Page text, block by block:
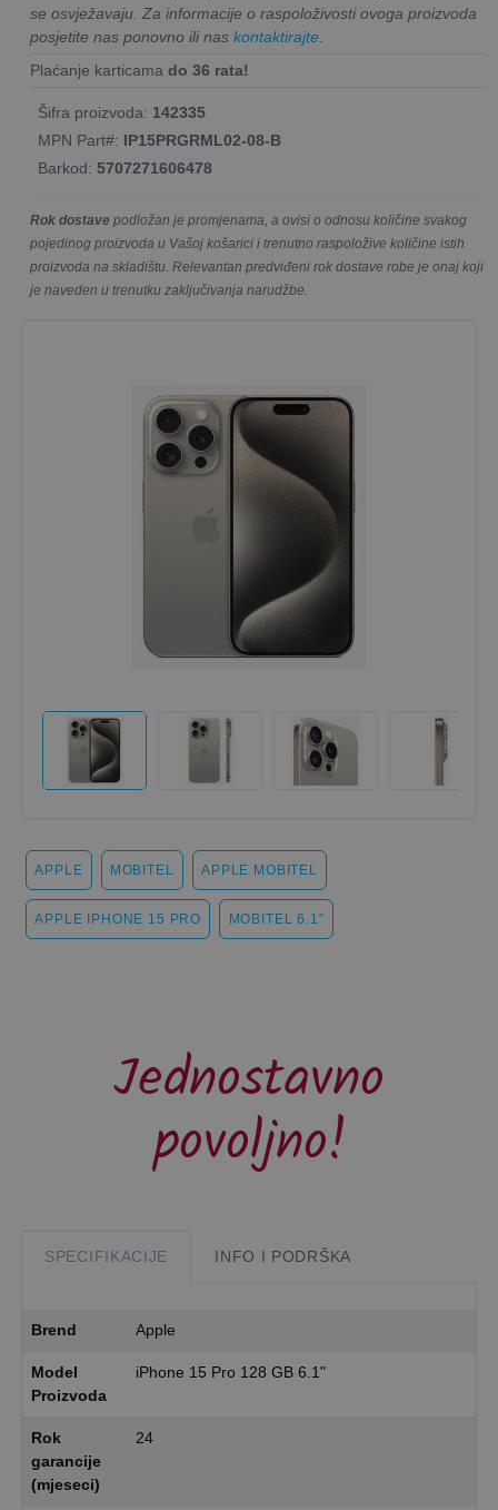
APPLE MOBITEL APPLE MOBITEL
APPLE IPHONE 15 PRO MOBITEL 6.1"
se osvježavaju. Za informacije o raspoloživosti ovoga proizvoda
posjetite nas ponovno ili nas kontaktirajte
Plaćanje karticama do 36 rata!
Šifra proizvoda: 142335
MPN Part#: IP15PRGRML02-08-B
Barkod: 5707271606478
Rok dostave podložan je promjenama, a ovisi o odnosu količine svakog
pojedinog proizvoda u Vašoj košarici i trenutno raspoložive količine istih
proizvoda na skladištu. Relevantan predviđeni rok dostave robe je onaj koji
je naveden u trenutku zaključivanja narudžbe.
Jednostavno
povoljno!
SPECIFIKACIJE INFO I PODRŠKA
Brend Apple
Model
Proizvoda
iPhone 15 Pro 128 GB 6.1"
Rok
garancije
(mjeseci)
24